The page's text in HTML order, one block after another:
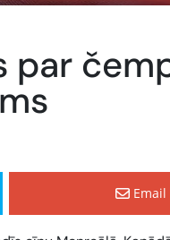
par
Email